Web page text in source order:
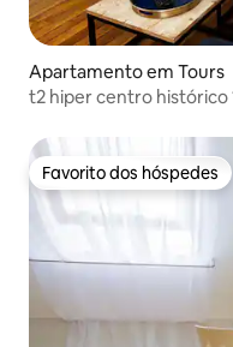
Apartamento em Tours
t2 hiper centro histórico
Favorito dos hóspedes
Favorito dos hóspedes